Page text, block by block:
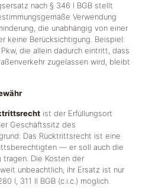
nach § 346 I BGB stellt
Verwendung
die unabhängig von einer
keine Berücksichtigung. Beispiel:
die allein dadurch eintritt, dass
zugelassen wird, bleibt
ist der Erfüllungsort
Geschäftssitz des
Das Rücktrittsrecht ist eine
— er soll auch die
tragen. Die Kosten der
unbeachtlich; ihr Ersatz ist nur
I, 311 II BGB (c.i.c.) möglich.